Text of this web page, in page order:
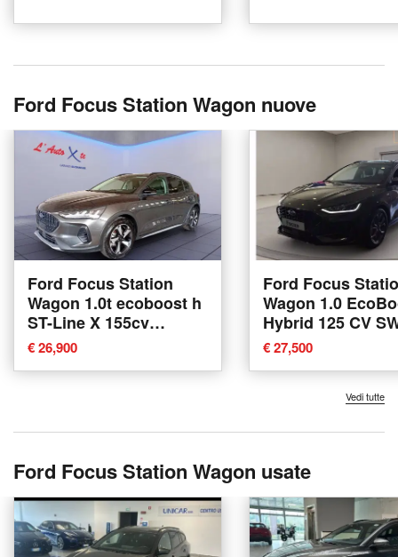
Ford Focus Station Wagon nuove
Ford Focus Station
Wagon 1.0t ecoboost h
ST-Line X 155cv
powershift nuova a
Trezzano sul Naviglio
€ 26,900
Ford Focus
Wagon 1.0
Hybrid 125 CV
Business nuova a
Catania
€ 27,500
Vedi tutte
Ford Focus Station Wagon usate